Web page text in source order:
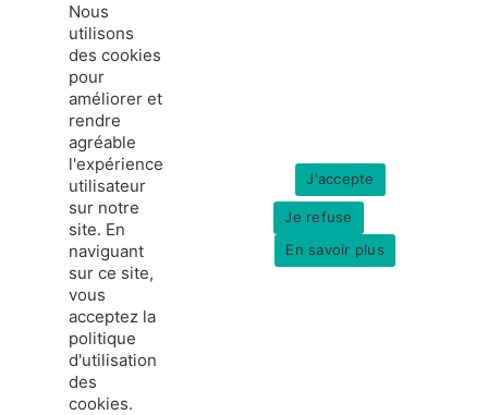
Nous
utilisons
des cookies
pour
améliorer et
rendre
agréable
l'expérience
utilisateur
sur notre
site. En
naviguant
sur ce site,
vous
acceptez la
politique
d'utilisation
des
cookies.
J'accepte
Je refuse
En savoir plus